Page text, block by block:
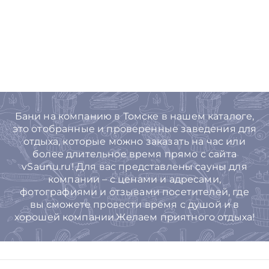
Бани на компанию в Томске в нашем каталоге,
это отобранные и проверенные заведения для
отдыха, которые можно заказать на час или
более длительное время прямо с сайта
vSaunu.ru! Для вас представлены сауны для
компании – с ценами и адресами,
фотографиями и отзывами посетителей, где
вы сможете провести время с душой и в
хорошей компании.Желаем приятного отдыха!